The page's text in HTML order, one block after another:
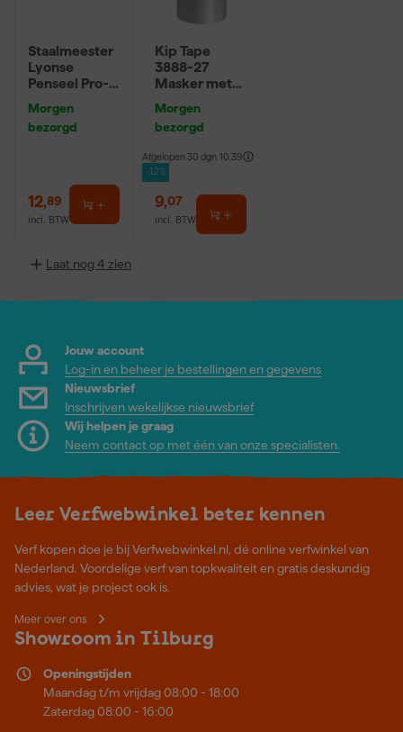
Staalmeester
Lyonse
Penseel Pro-
16
Morgen
bezorgd
12,89
incl. BTW
Kip Tape
3888-27
Masker met
2,7 x 20m
Morgen
bezorgd
Afgelopen 30 dgn 10,39
-12%
9,07
incl. BTW
Laat nog 4 zien
Jouw account
Log-in en beheer je bestellingen en gegevens
Nieuwsbrief
Inschrijven wekelijkse nieuwsbrief
Wij helpen je graag
Neem contact op met één van onze specialisten.
Leer Verfwebwinkel beter kennen
Verf kopen doe je bij Verfwebwinkel.nl, dé online verfwinkel van
Nederland. Voordelige verf van topkwaliteit en gratis deskundig
advies, wat je project ook is.
Meer over ons
Showroom in Tilburg
Openingstijden
Maandag t/m vrijdag 08:00 - 18:00
Zaterdag 08:00 - 16:00